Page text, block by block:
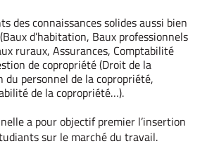
des connaissances solides aussi bien
d’habitation, Baux professionnels
ruraux, Assurances, Comptabilité
de copropriété (Droit de la
du personnel de la copropriété,
de la copropriété…).
a pour objectif premier l’insertion
sur le marché du travail.